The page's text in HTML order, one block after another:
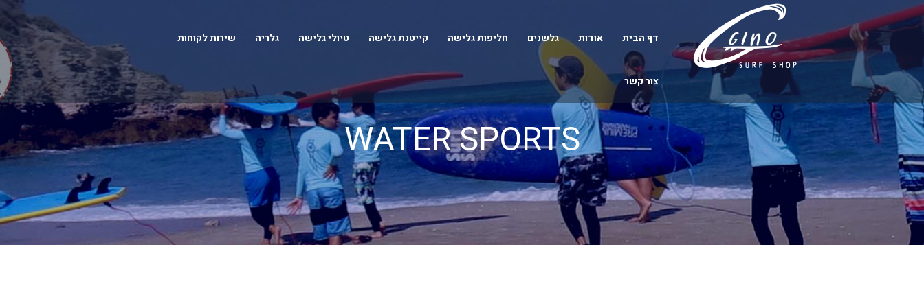
דף הבית אודות גלשנים חליפות גלישה קייטנת גלישה טיולי גלישה גלריה שירות לקוחות
צור קשר
WATER SPORTS